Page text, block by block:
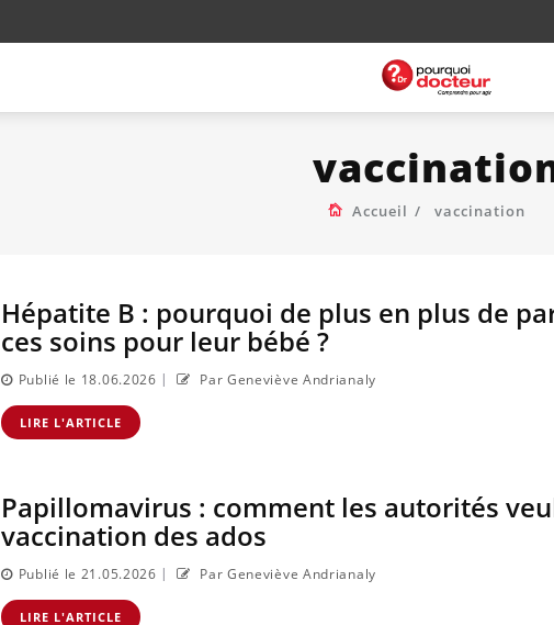
Accueil vaccination
Hépatite B : pourquoi de plus en plus de
ces soins pour leur bébé ?
Publié le 18.06.2026 | Par Geneviève Andrianaly
LIRE L'ARTICLE
Papillomavirus : comment les autorités
vaccination des ados
Publié le 21.05.2026 | Par Geneviève Andrianaly
LIRE L'ARTICLE